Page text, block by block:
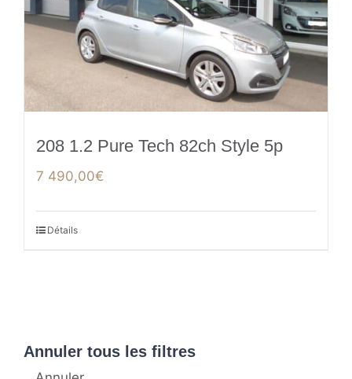
208 1.2 Pure Tech 82ch Style 5p
7 490,00€
Détails
Annuler tous les filtres